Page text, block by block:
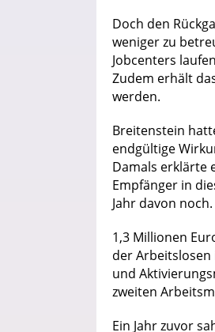
Doch den
weniger zu
Jobcenters
Zudem erhält
werden.
Breitenstein
endgültige
Damals erklärte
Empfänger in
Jahr davon noch.
1,3 Millionen
der
und
zweiten
Ein Jahr zuvor